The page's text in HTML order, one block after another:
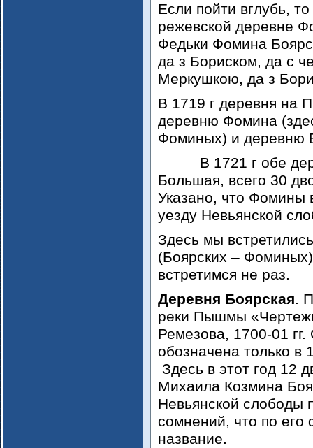
Если пойти вглубь,
режевской деревне
Федьки Фомина
да з Бориском, да с
Меркушкою, да з
В 1719 г деревня на
деревню Фомина
Фоминых) и деревню
В 1721 г обе
Большая, всего 30
Указано, что Фомины
уезду Невьянской
Здесь мы
(Боярских –
встретимся не раз.
Деревня Боярская.
реки Пышмы
Ремезова, 1700-01
обозначена только в
Здесь в этот год 12
Михаила Козмина
Невьянской слободы
сомнений, что по
название.